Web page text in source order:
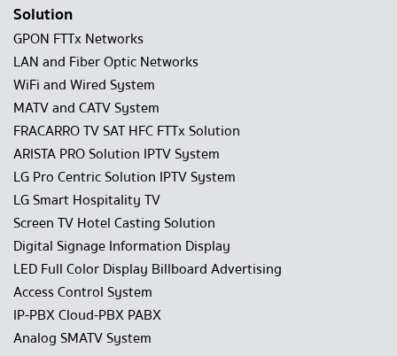
Solution
GPON FTTx Networks
LAN and Fiber Optic Networks
WiFi and Wired System
MATV and CATV System
FRACARRO TV SAT HFC FTTx Solution
ARISTA PRO Solution IPTV System
LG Pro Centric Solution IPTV System
LG Smart Hospitality TV
Screen TV Hotel Casting Solution
Digital Signage Information Display
LED Full Color Display Billboard Advertising
Access Control System
IP-PBX Cloud-PBX PABX
Analog SMATV System